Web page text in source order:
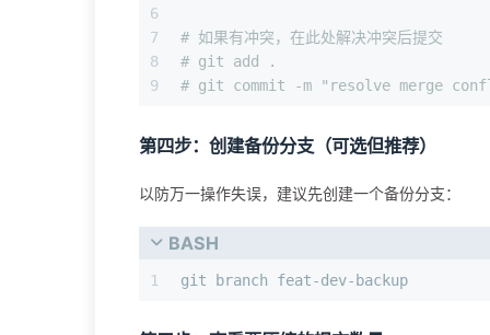
6
7
8
9
# 如果有冲突，在此处解决冲突后提交
# git add .
# git commit -m "resolve merge
第四步：创建备份分支（可选但推荐）
以防万一操作失误，建议先创建一个备份分支：
BASH
1 git branch feat-dev-backup